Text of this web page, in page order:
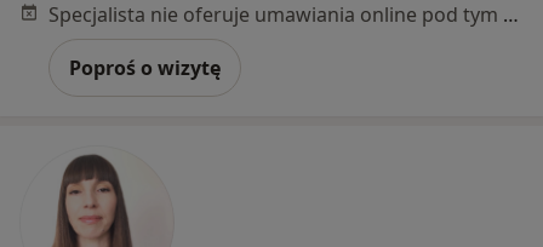
Specjalista nie oferuje umawiania online pod tym adresem.
Poproś o wizytę